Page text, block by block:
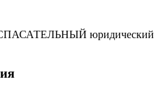
юридический